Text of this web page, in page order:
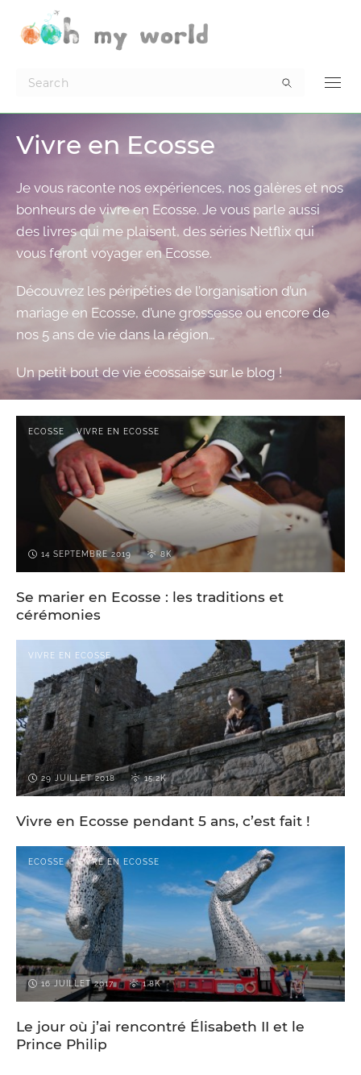
Vivre en Ecosse
Je vous raconte nos expériences, nos galères et nos
bonheurs de vivre en Ecosse. Je vous parle aussi
des livres qui me plaisent, des séries Netflix qui
vous feront voyager en Ecosse.
Découvrez les péripéties de l’organisation d’un
mariage en Ecosse, d’une grossesse ou encore de
nos 5 ans de vie dans la région…
Un petit bout de vie écossaise sur le blog !
ECOSSE VIVRE EN ECOSSE
14 SEPTEMBRE 2019 8K
Se marier en Ecosse : les traditions et
cérémonies
VIVRE EN ECOSSE
29 JUILLET 2018 15.2K
Vivre en Ecosse pendant 5 ans, c’est fait !
ECOSSE VIVRE EN ECOSSE
16 JUILLET 2017 1.8K
Le jour où j’ai rencontré Élisabeth II et le
Prince Philip
27 JUIN 2016